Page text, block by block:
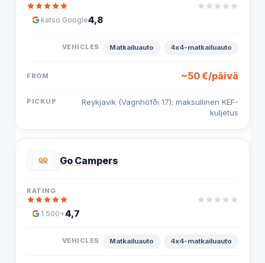
4,8
katso Google
Matkailuauto 4x4-matkailuauto
~50 €/päivä
Reykjavik (Vagnhöfði 17); maksullinen KEF-
kuljetus
Go Campers
4,7
1 500+
Matkailuauto 4x4-matkailuauto